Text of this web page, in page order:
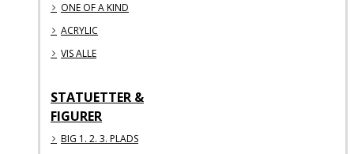
ONE OF A KIND
ACRYLIC
VIS ALLE
STATUETTER &
FIGURER
BIG 1. 2. 3. PLADS